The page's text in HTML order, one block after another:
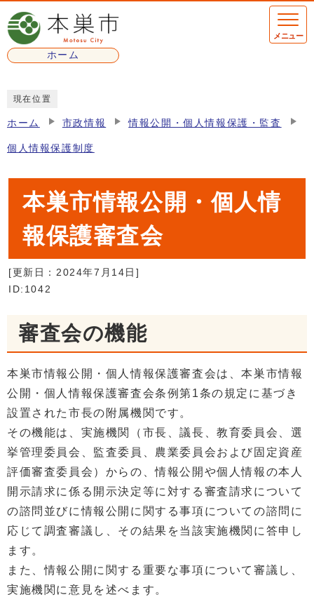
ページの先頭です
ホーム
メニュー
現在位置
ホーム 市政情報 情報公開・個人情報保護・監査
個人情報保護制度
本巣市情報公開・個人情
報保護審査会
[更新日： 2024年7月14日 ]
ID:1042
審査会の機能
本巣市情報公開・個人情報保護審査会は、本巣市情報
公開・個人情報保護審査会条例第1条の規定に基づき
設置された市長の附属機関です。
その機能は、実施機関（市長、議長、教育委員会、選
挙管理委員会、監査委員、農業委員会および固定資産
評価審査委員会）からの、情報公開や個人情報の本人
開示請求に係る開示決定等に対する審査請求について
の諮問並びに情報公開に関する事項についての諮問に
応じて調査審議し、その結果を当該実施機関に答申し
ます。
また、情報公開に関する重要な事項について審議し、
実施機関に意見を述べます。